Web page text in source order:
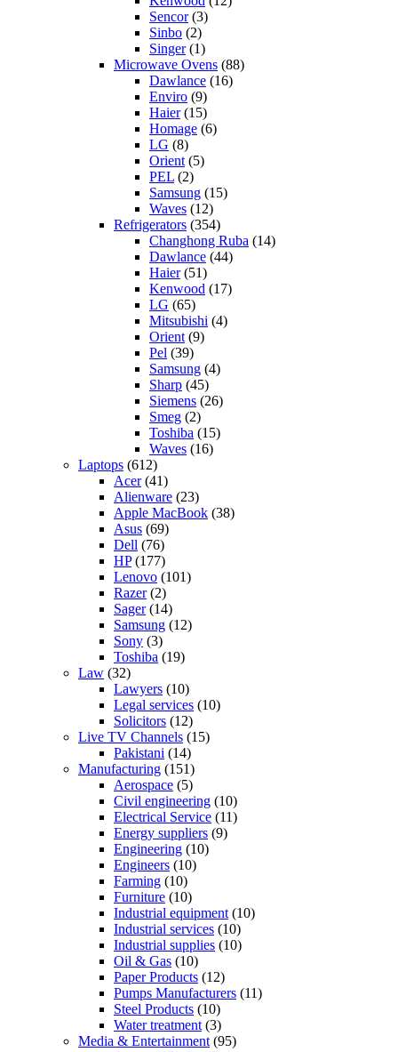
Sencor(3)
Sinbo (2)
Singer(1)
Microwave Ovens (88)
Dawlance (16)
Enviro (9)
Haier(15)
Homage (6)
LG (8)
Orient (5)
PEL (2)
Samsung (15)
Waves (12)
Refrigerators (354)
Changhong Ruba (14)
Dawlance (44)
Haier(51)
Kenwood (17)
LG (65)
Mitsubishi (4)
Orient (9)
Pel (39)
Samsung (4)
Sharp (45)
Siemens (26)
Smeg (2)
Toshiba (15)
Waves (16)
Laptops (612)
Acer(41)
Alienware (23)
Apple MacBook (38)
Asus (69)
Dell (76)
HP(177)
Lenovo (101)
Razer(2)
Sager(14)
Samsung (12)
Sony (3)
Toshiba (19)
Law (32)
Lawyers (10)
Legal services (10)
Solicitors (12)
Live TV Channels (15)
Pakistani (14)
Manufacturing (151)
Aerospace (5)
Civil engineering (10)
Electrical Service (11)
Energy suppliers (9)
Engineering (10)
Engineers (10)
Farming (10)
Furniture (10)
Industrial equipment (10)
Industrial services (10)
Industrial supplies (10)
Oil & Gas (10)
Paper Products (12)
Pumps Manufacturers (11)
Steel Products (10)
Water treatment (3)
Media & Entertainment (95)